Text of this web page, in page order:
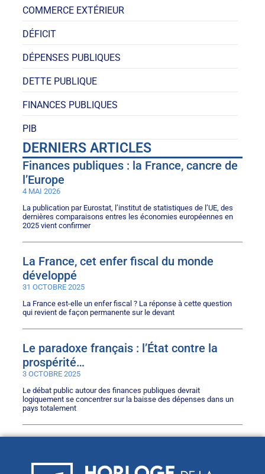
COMMERCE EXTÉRIEUR
DÉFICIT
DÉPENSES PUBLIQUES
DETTE PUBLIQUE
FINANCES PUBLIQUES
PIB
DERNIERS ARTICLES
Finances publiques : la France, cancre de
l’Europe
4 MAI 2026
La publication par Eurostat, l’institut de statistiques de l’UE, des
dernières comparaisons entres les économies européennes en
2025 vient confirmer
La France, cet enfer fiscal du monde
développé
31 OCTOBRE 2025
La France est-elle un enfer fiscal ? La réponse à cette question
qui revient de façon permanente sur le devant
Le paradoxe français : l’État contre la
prospérité…
3 OCTOBRE 2025
Le débat public autour des finances publiques devrait
logiquement se concentrer sur la baisse des dépenses dans un
pays totalement